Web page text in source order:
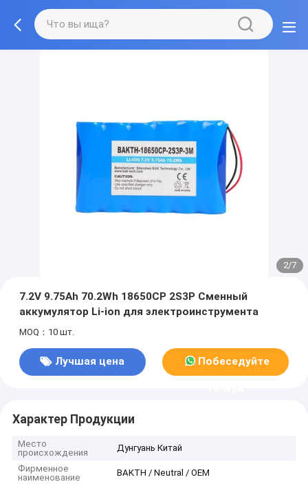
2/7
7.2V 9.75Ah 70.2Wh 18650CP 2S3P Сменный
аккумулятор Li-ion для электроинструмента
MOQ：10 шт.
Лучшая цена Побеседуйте
Характер Продукции
Место
происхождения
Дунгуань Китай
Фирменное
наименование
BAKTH / Neutral / OEM